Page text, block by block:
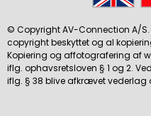
© Copyright AV-Connection A/S.
copyright beskyttet og al
Kopiering og affotografering af
iflg. ophavsretsloven § 1 og 2.
iflg. § 38 blive afkrævet vederlag